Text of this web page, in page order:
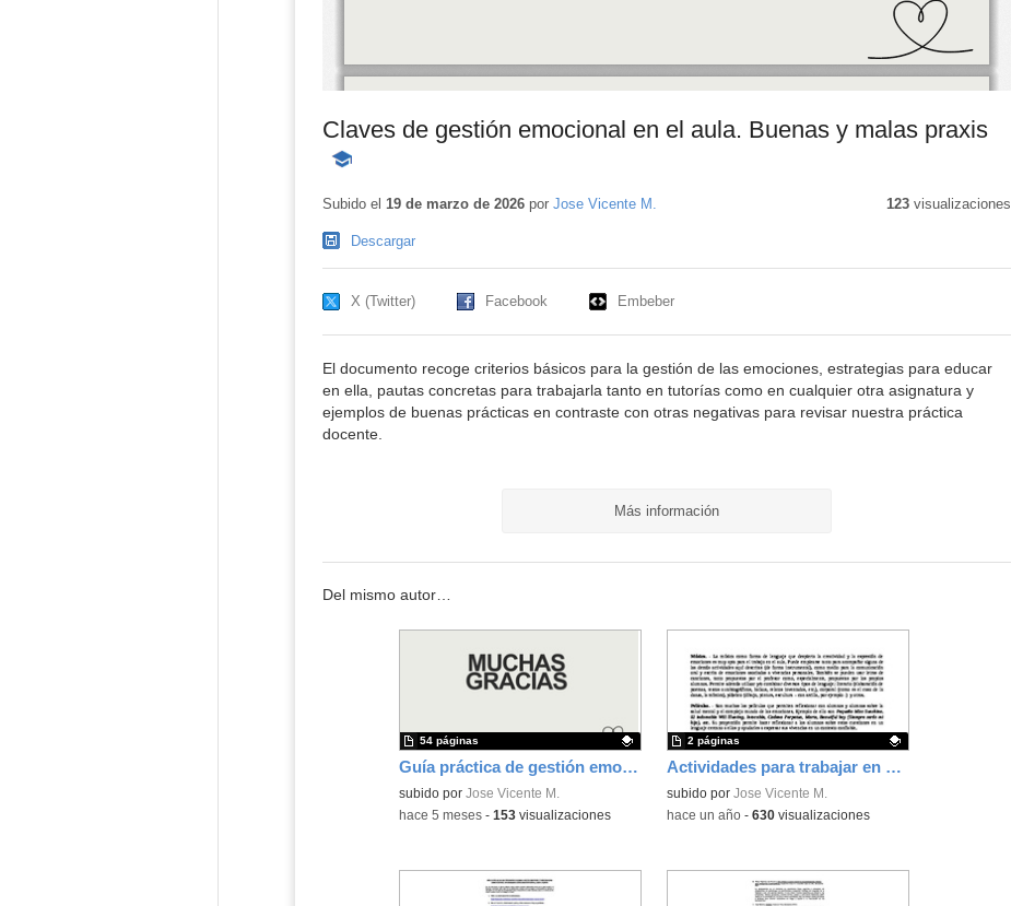
Claves de gestión emocional en el aula. Buenas y malas praxis
-
educativo
Subido el 19 de marzo de 2026por Jose Vicente M. 123visualizaciones
Descargar
X (Twitter) Facebook Embeber
El documento recoge criterios básicos para la gestión de las emociones, estrategias para educar
en ella, pautas concretas para trabajarla tanto en tutorías como en cualquier otra asignatura y
ejemplos de buenas prácticas en contraste con otras negativas para revisar nuestra práctica
docente.
Más información
Del mismo autor…
Guía práctica de gestión emocional en el aula y en centros de ESO y Bachillerato
Contenido educativo.
subido por Jose Vicente M.
54 páginas
-hace 5 meses- 153visualizaciones
Actividades para trabajar en el aula la gestión emocional
Contenido educativo.
subido por Jose Vicente M.
2 páginas
-hace un año- 630visualizaciones